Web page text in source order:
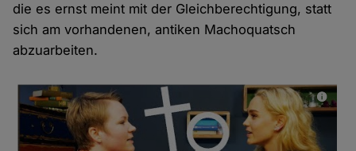
die es ernst meint mit der Gleichberechtigung, statt
sich am vorhandenen, antiken Machoquatsch
abzuarbeiten.